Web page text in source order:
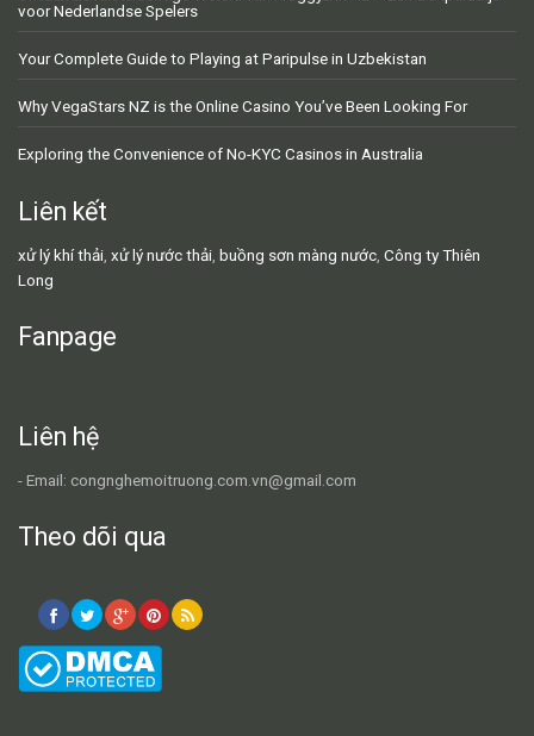
voor Nederlandse Spelers
Your Complete Guide to Playing at Paripulse in Uzbekistan
Why VegaStars NZ is the Online Casino You’ve Been Looking For
Exploring the Convenience of No-KYC Casinos in Australia
Liên kết
xử lý khí thải, xử lý nước thải, buồng sơn màng nước, Công ty Thiên
Long
Fanpage
Liên hệ
- Email: congnghemoitruong.com.vn@gmail.com
Theo dõi qua